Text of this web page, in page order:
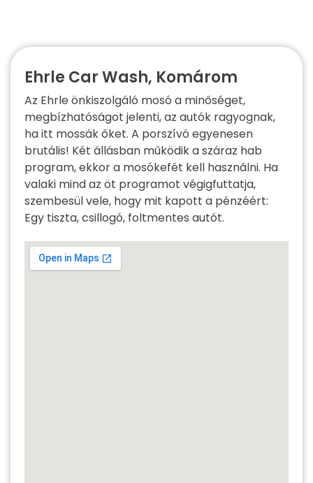
Ehrle Car Wash, Komárom
Az Ehrle önkiszolgáló mosó a minőséget,
megbízhatóságot jelenti, az autók ragyognak,
ha itt mossák őket. A porszívó egyenesen
brutális! Két állásban működik a száraz hab
program, ekkor a mosókefét kell használni. Ha
valaki mind az öt programot végigfuttatja,
szembesül vele, hogy mit kapott a pénzéért:
Egy tiszta, csillogó, foltmentes autót.